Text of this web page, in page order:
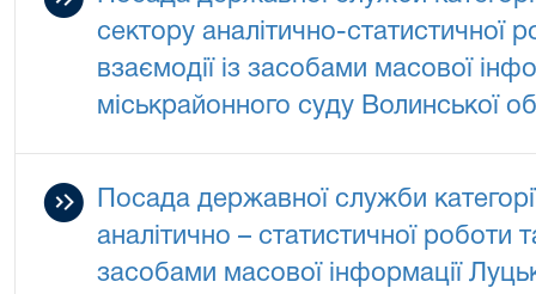
сектору аналітично-статистичної
взаємодії із засобами масової
міськрайонного суду Волинської
Посада державної служби
аналітично – статистичної роботи
засобами масової інформації